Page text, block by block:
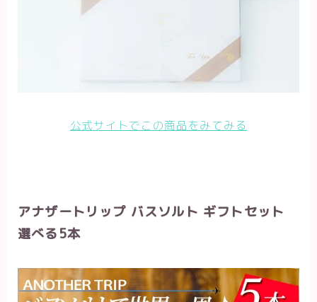
公式サイトでこの商品をみてみる
アナザートリップ バスソルト ギフトセット
選べる5本